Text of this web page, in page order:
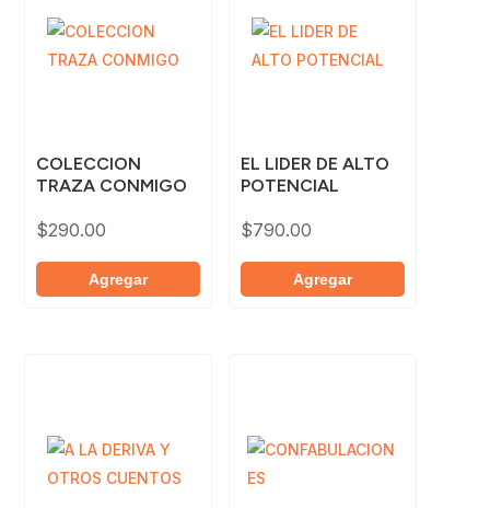
COLECCION
TRAZA CONMIGO
$290.00
Agregar
EL LIDER DE ALTO
POTENCIAL
$790.00
Agregar